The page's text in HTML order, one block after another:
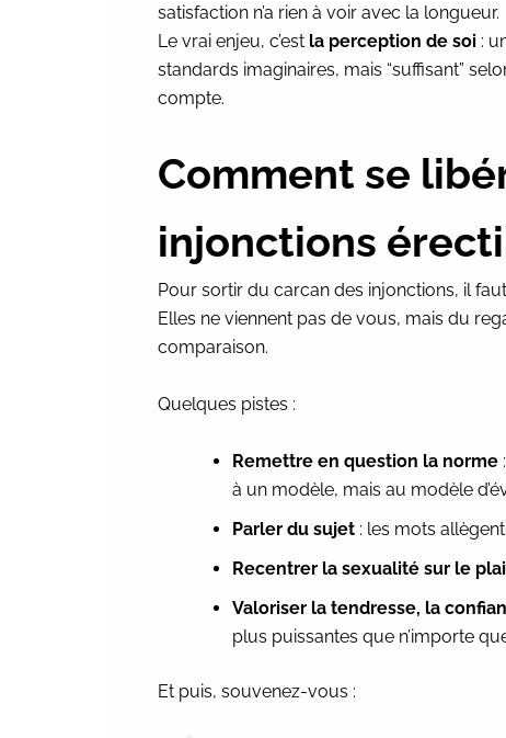
satisfaction n’a rien à voir avec la longueur.
Le vrai enjeu, c’est la perception de soi :
standards imaginaires, mais “suffisant”
compte.
Comment se
injonctions
Pour sortir du carcan des injonctions, il
Elles ne viennent pas de vous, mais du
comparaison.
Quelques pistes :
Remettre en question la norme
à un modèle, mais au modèle
Parler du sujet : les mots
Recentrer la sexualité sur le
Valoriser la tendresse, la
plus puissantes que n’importe
Et puis, souvenez-vous :